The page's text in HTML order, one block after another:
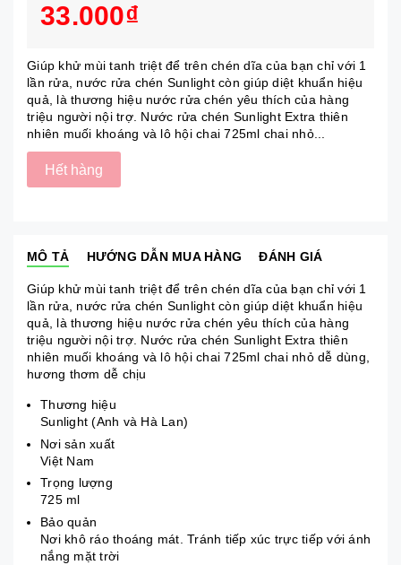
33.000₫
Giúp khử mùi tanh triệt để trên chén dĩa của bạn chỉ với 1
lần rửa, nước rửa chén Sunlight còn giúp diệt khuẩn hiệu
quả, là thương hiệu nước rửa chén yêu thích của hàng
triệu người nội trợ. Nước rửa chén Sunlight Extra thiên
nhiên muối khoáng và lô hội chai 725ml chai nhỏ...
Hết hàng
MÔ TẢ HƯỚNG DẪN MUA HÀNG ĐÁNH GIÁ
Giúp khử mùi tanh triệt để trên chén dĩa của bạn chỉ với 1
lần rửa, nước rửa chén Sunlight còn giúp diệt khuẩn hiệu
quả, là thương hiệu nước rửa chén yêu thích của hàng
triệu người nội trợ. Nước rửa chén Sunlight Extra thiên
nhiên muối khoáng và lô hội chai 725ml chai nhỏ dễ dùng,
hương thơm dễ chịu
Thương hiệu
Sunlight (Anh và Hà Lan)
Nơi sản xuất
Việt Nam
Trọng lượng
725 ml
Bảo quản
Nơi khô ráo thoáng mát. Tránh tiếp xúc trực tiếp với ánh
nắng mặt trời